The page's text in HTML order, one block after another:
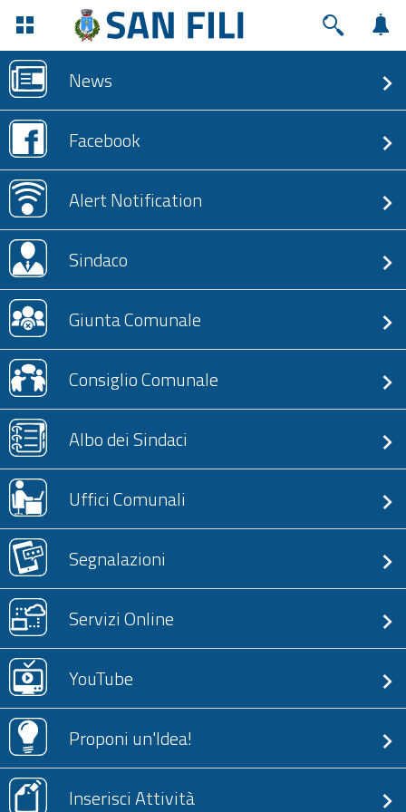
News
Facebook
Alert Notification
Sindaco
Giunta Comunale
Consiglio Comunale
Albo dei Sindaci
Uffici Comunali
Segnalazioni
Servizi Online
YouTube
Proponi un'Idea!
Inserisci Attività